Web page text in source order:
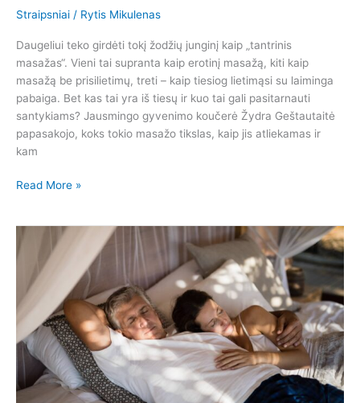
Straipsniai / Rytis Mikulenas
Daugeliui teko girdėti tokį žodžių junginį kaip „tantrinis
masažas“. Vieni tai supranta kaip erotinį masažą, kiti kaip
masažą be prisilietimų, treti – kaip tiesiog lietimąsi su laiminga
pabaiga. Bet kas tai yra iš tiesų ir kuo tai gali pasitarnauti
santykiams? Jausmingo gyvenimo koučerė Žydra Geštautaitė
papasakojo, koks tokio masažo tikslas, kaip jis atliekamas ir
kam
Read More »
Lietuvių
seksualinis
gyvenimas
50-
ties:
seksui
ne,
o